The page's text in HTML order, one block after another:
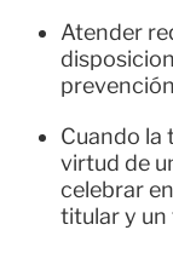
Atender
Cuando la
virtud de
celebrar
titular y un